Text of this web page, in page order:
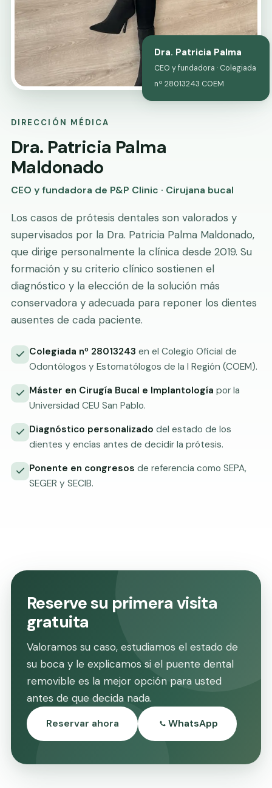
Dra. Patricia Palma
CEO y fundadora · Colegiada
nº 28013243 COEM
DIRECCIÓN MÉDICA
Dra. Patricia Palma
Maldonado
CEO y fundadora de P&P Clinic · Cirujana bucal
Los casos de prótesis dentales son valorados y
supervisados por la Dra. Patricia Palma Maldonado,
que dirige personalmente la clínica desde 2019. Su
formación y su criterio clínico sostienen el
diagnóstico y la elección de la solución más
conservadora y adecuada para reponer los dientes
ausentes de cada paciente.
Colegiada nº 28013243 en el Colegio Oficial de
Odontólogos y Estomatólogos de la I Región (COEM).
Máster en Cirugía Bucal e Implantología por la
Universidad CEU San Pablo.
Diagnóstico personalizado del estado de los
dientes y encías antes de decidir la prótesis.
Ponente en congresos de referencia como SEPA,
SEGER y SECIB.
Reserve su primera visita
gratuita
Valoramos su caso, estudiamos el estado de
su boca y le explicamos si el puente dental
removible es la mejor opción para usted
antes de que decida nada.
Reservar ahora WhatsApp